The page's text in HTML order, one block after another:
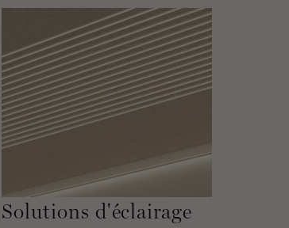
Solutions d'éclairage